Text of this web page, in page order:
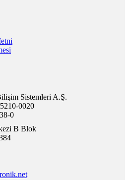
Sistemleri A.Ş.
0020
0
B Blok